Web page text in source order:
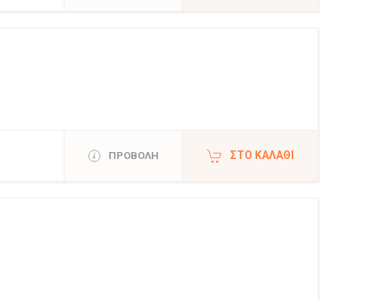
ΠΡΟΒΟΛΗ ΣΤΟ ΚΑΛΆΘΙ